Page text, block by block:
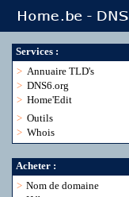
Services :
> Annuaire TLD's
> DNS6.org
> Home'Edit
> Outils
> Whois
Acheter :
> Nom de domaine